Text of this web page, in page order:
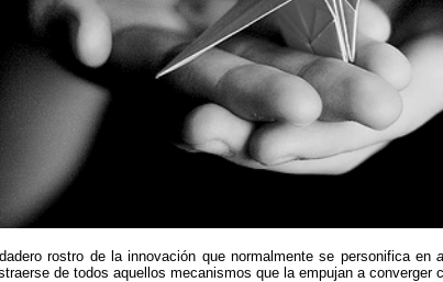
rostro de la innovación que normalmente se personifica en
de todos aquellos mecanismos que la empujan a converger